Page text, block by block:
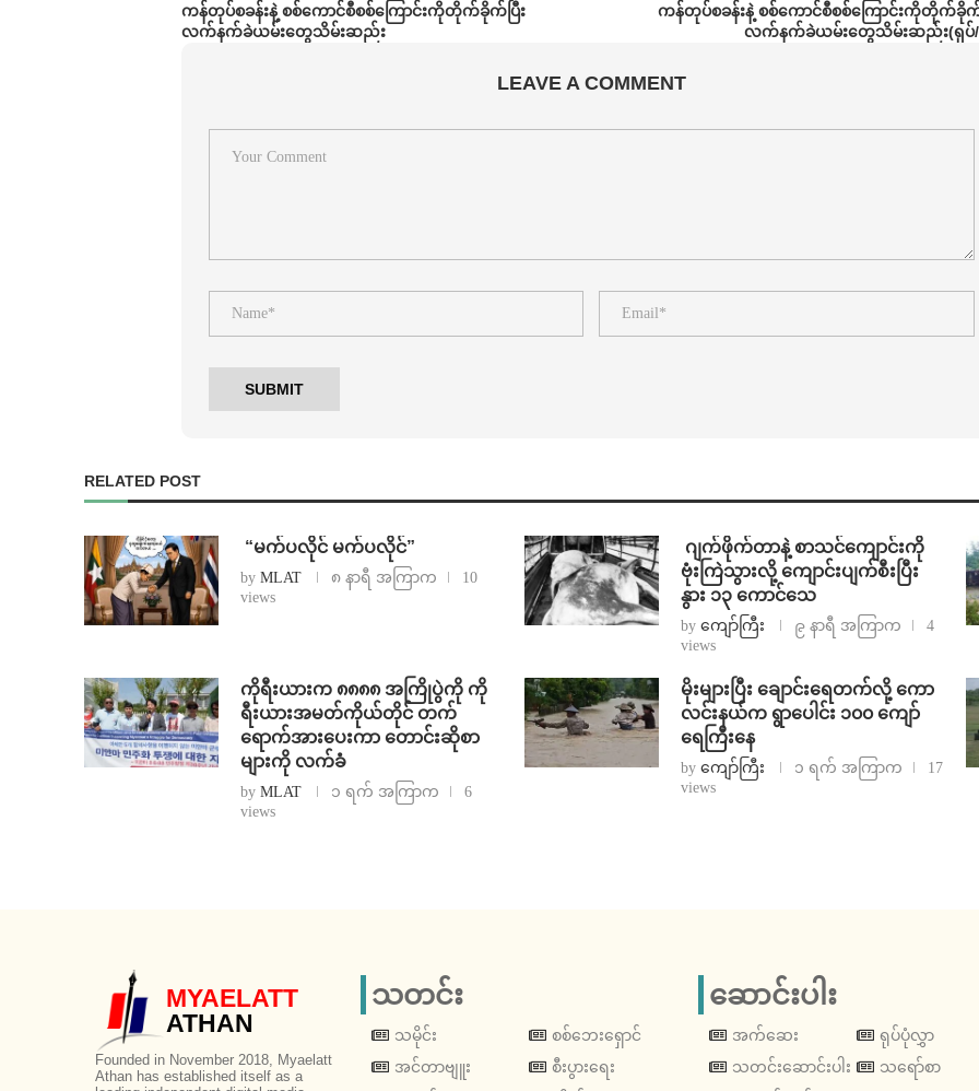
ကန်တုပ်စခန်းနဲ့ စစ်ကောင်စီစစ်ကြောင်းကိုတိုက်ခိုက်ပြီး
လက်နက်ခဲယမ်းတွေသိမ်းဆည်း
ကန်တုပ်စခန်းနဲ့ စစ်ကောင်စီစစ်ကြောင်းကိုတိုက်ခိုက်
လက်နက်ခဲယမ်းတွေသိမ်းဆည်း(ရုပ်
LEAVE A COMMENT
RELATED POST
⁨ ⁨“မက်ပလိုင် မက်ပလိုင်”
by MLAT ၈ နာရီ အကြာက
10
views
⁨⁩ ⁨ဂျက်ဖိုက်တာနဲ့ စာသင်ကျောင်းကို
ဗုံးကြဲသွားလို့ ကျောင်းပျက်စီးပြီး
နွား ၁၃ ကောင်သေ
by ကျော်ကြီး ၉ နာရီ အကြာက
4
views
ကိုရီးယားက ၈၈၈၈ အကြိုပွဲကို ကို
ရီးယားအမတ်ကိုယ်တိုင် တက်
ရောက်အားပေးကာ တောင်းဆိုစာ
များကို လက်ခံ
by MLAT ၁ ရက် အကြာက
6
views
⁨မိုးများပြီး ချောင်းရေတက်လို့ ကော
လင်းနယ်က ရွာပေါင်း ၁၀၀ ကျော်
ရေကြီးနေ
by ကျော်ကြီး ၁ ရက် အကြာက
17
views
MYAELATT
ATHAN
Founded in November 2018, Myaelatt
Athan has established itself as a
သတင်း
သမိုင်း
အင်တာဗျူး
စစ်ဘေးရှောင်
စီးပွားရေး
ဆောင်းပါး
အက်ဆေး
သတင်းဆောင်းပါး
ရုပ်ပုံလွှာ
သရော်စာ